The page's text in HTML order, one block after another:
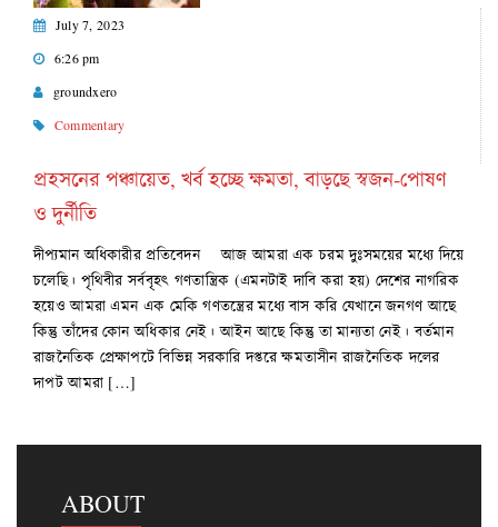
July 7, 2023
6:26 pm
groundxero
Commentary
প্রহসনের পঞ্চায়েত, খর্ব হচ্ছে ক্ষমতা, বাড়ছে স্বজন-পোষণ
ও দুর্নীতি
দীপ্যমান অধিকারীর প্রতিবেদন আজ আমরা এক চরম দুঃসময়ের মধ্যে দিয়ে
চলেছি। পৃথিবীর সর্ববৃহৎ গণতান্ত্রিক (এমনটাই দাবি করা হয়) দেশের নাগরিক
হয়েও আমরা এমন এক মেকি গণতন্ত্রের মধ্যে বাস করি যেখানে জনগণ আছে
কিন্তু তাঁদের কোন অধিকার নেই। আইন আছে কিন্তু তা মান্যতা নেই। বর্তমান
রাজনৈতিক প্রেক্ষাপটে বিভিন্ন সরকারি দপ্তরে ক্ষমতাসীন রাজনৈতিক দলের
দাপট আমরা […]
ABOUT